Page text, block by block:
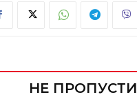
НЕ ПРОПУСТИ